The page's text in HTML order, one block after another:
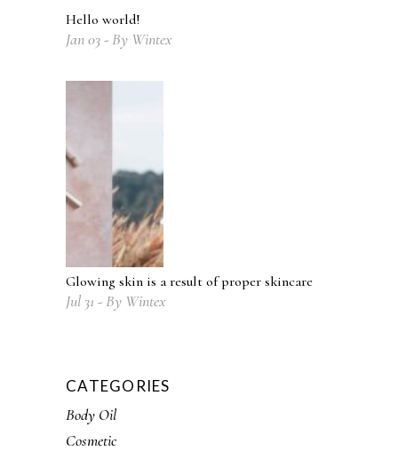
Hello world!
Jan03 By Wintex
Glowing skin is a result of proper skincare
Jul 31 By Wintex
CATEGORIES
Body Oil
Cosmetic